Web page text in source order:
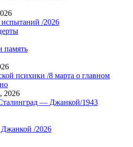
/2026
память
психики /8 марта о главном
2026
— Джанкой/1943
/2026